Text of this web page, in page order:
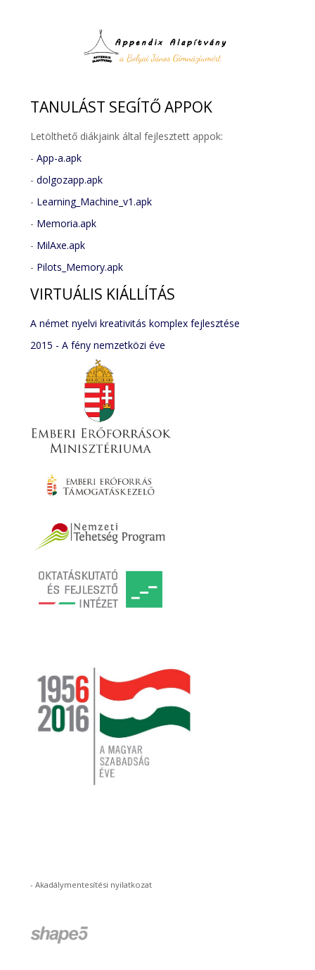
TANULÁST SEGÍTŐ APPOK
Letölthető diákjaink által fejlesztett appok:
-App-a.apk
-dolgozapp.apk
- Learning_Machine_v1.apk
- Memoria.apk
- MilAxe.apk
- Pilots_Memory.apk
VIRTUÁLIS KIÁLLÍTÁS
A német nyelvi kreativitás komplex fejlesztése
2015 - A fény nemzetközi éve
-Akadálymentesítési nyilatkozat